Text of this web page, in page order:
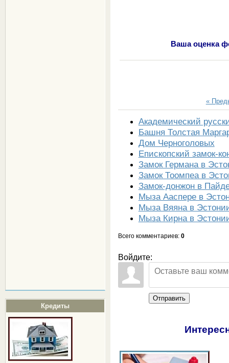
Кредиты
Ваша оценка
«
Академический
Башня Толстая
Дом Черноголовых
Епископский замок-
Замок Германа в
Замок Тоомпеа в
Замок-донжон в
Мыза Ааспере в
Мыза Вяяна в
Мыза Кирна в
Всего комментариев: 0
Войдите:
Отправить